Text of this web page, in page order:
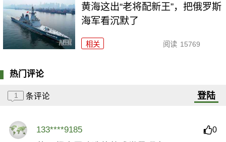
黄海这出“老将配新王”，把俄罗斯
海军看沉默了
相关 阅读 15769
热门评论
1 条评论 登陆
133****9185 0